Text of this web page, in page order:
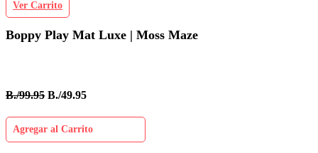
Ver Carrito
Boppy Play Mat Luxe | Moss Maze
B./99.95 B./49.95
Agregar al Carrito